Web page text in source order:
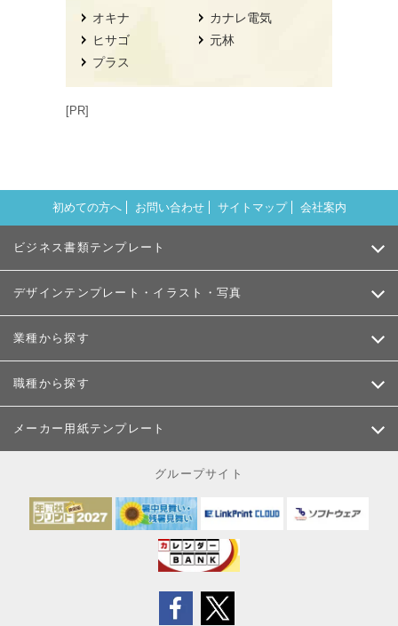
オキナ
ヒサゴ
プラス
カナレ電気
元林
[PR]
初めての方へ お問い合わせ サイトマップ 会社案内
ビジネス書類テンプレート
デザインテンプレート・イラスト・写真
業種から探す
職種から探す
メーカー用紙テンプレート
グループサイト